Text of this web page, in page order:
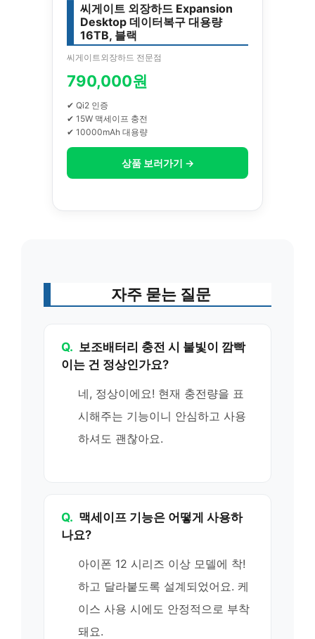
씨게이트 외장하드 Expansion
Desktop 데이터복구 대용량
16TB, 블랙
씨게이트외장하드 전문점
790,000원
✔ Qi2 인증
✔ 15W 맥세이프 충전
✔ 10000mAh 대용량
상품 보러가기 →
자주 묻는 질문
Q. 보조배터리 충전 시 불빛이 깜빡
이는 건 정상인가요?
네, 정상이에요! 현재 충전량을 표
시해주는 기능이니 안심하고 사용
하셔도 괜찮아요.
Q. 맥세이프 기능은 어떻게 사용하
나요?
아이폰 12 시리즈 이상 모델에 착!
하고 달라붙도록 설계되었어요. 케
이스 사용 시에도 안정적으로 부착
돼요.